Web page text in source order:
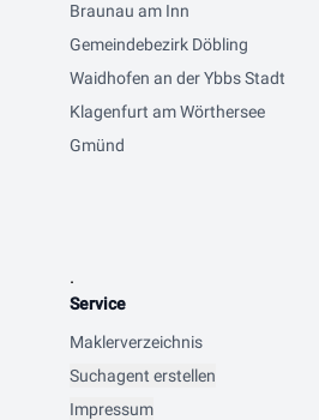
Braunau am Inn
Gemeindebezirk Döbling
Waidhofen an der Ybbs Stadt
Klagenfurt am Wörthersee
Gmünd
.
Service
Maklerverzeichnis
Suchagent erstellen
Impressum